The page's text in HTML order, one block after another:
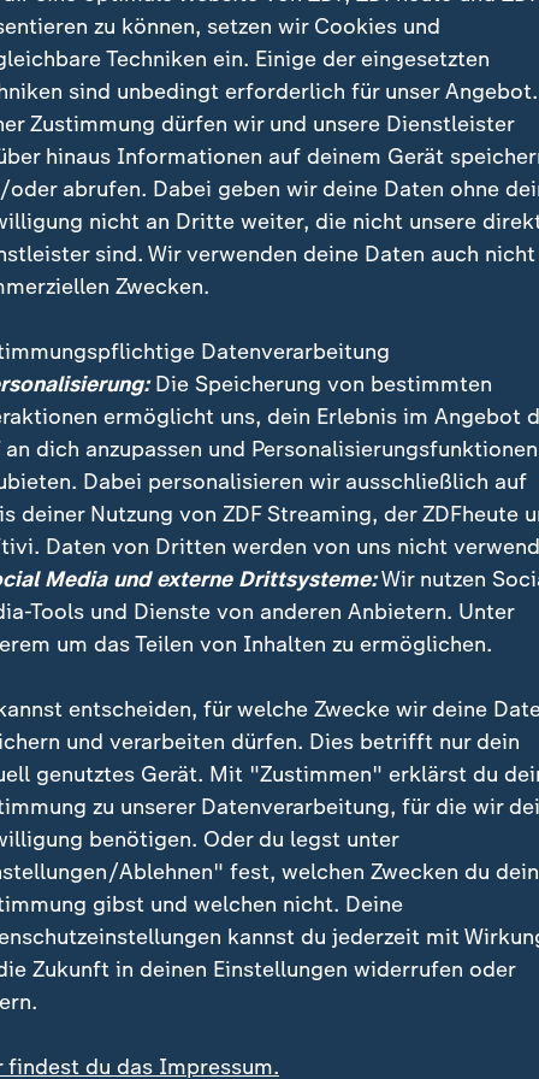
Details bekannt.
unter Hausarrest gestellt
Behördenangaben hatte der Mann die Wertsachen
droht nun ein Strafverfahren wegen
Hausarrest gestellt worden, hieß es in der
Verurteilung droht ihm eine Freiheitsstrafe bis
von bis zu einer Million Rubel (rund 10.000
mit Russland Anfang
Jahren sind wiederholt Staatsbürger westlicher
USA, in Russland festgenommen worden.
mit der die Freilassung russischer
soll.
beim größten Gefangenenaustausch zwischen
dem Kalten Krieg 24 Häftlinge aus russischen
mehrere Deutsche und der US-Journalist
Gefangenenaustausch frei ist
US-Bürger: "Wunderbares Gefühl"
So reagiert die Welt
war auch ein Mann, der im Februar in St.
cannabishaltiger Gummibärchen im Gepäck
Gericht gestellt worden war.
zu können, setzen wir Cookies und
Techniken ein. Einige der eingesetzten
sind unbedingt erforderlich für unser
Zustimmung dürfen wir und unsere Dienstleister
hinaus Informationen auf deinem Gerät
oder abrufen. Dabei geben wir deine Daten ohne
nicht an Dritte weiter, die nicht unsere
sind. Wir verwenden deine Daten auch nicht
Zwecken.
Datenverarbeitung
Die Speicherung von bestimmten
ermöglicht uns, dein Erlebnis im Angebot
an dich anzupassen und Personalisierungsfunktionen
Dabei personalisieren wir ausschließlich auf
deiner Nutzung von ZDF Streaming, der ZDFheute
Daten von Dritten werden von uns nicht
Media und externe Drittsysteme:Wir nutzen
Tools und Dienste von anderen Anbietern. Unter
um das Teilen von Inhalten zu ermöglichen.
entscheiden, für welche Zwecke wir deine
und verarbeiten dürfen. Dies betrifft nur dein
genutztes Gerät. Mit "Zustimmen" erklärst du
zu unserer Datenverarbeitung, für die wir
benötigen. Oder du legst unter
Ablehnen" fest, welchen Zwecken du
gibst und welchen nicht. Deine
kannst du jederzeit mit
Zukunft in deinen Einstellungen widerrufen oder
findest du das Impressum.